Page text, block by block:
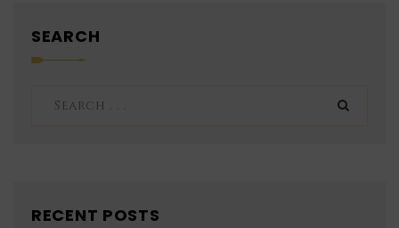
SEARCH
RECENT POSTS